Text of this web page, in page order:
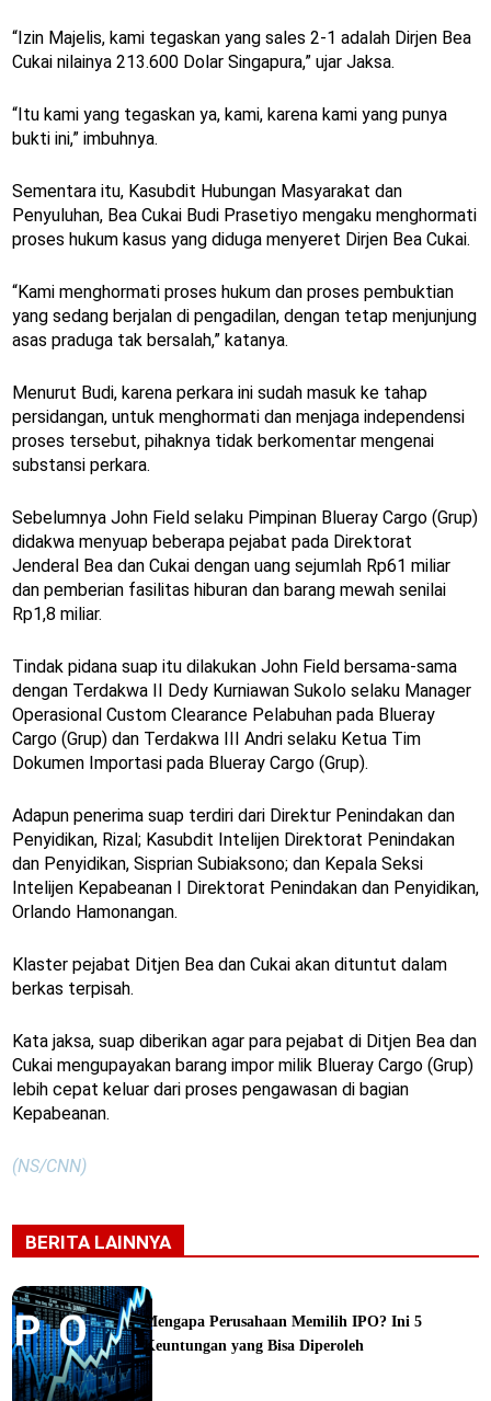
“Izin Majelis, kami tegaskan yang sales 2-1 adalah Dirjen Bea
Cukai nilainya 213.600 Dolar Singapura,” ujar Jaksa.
“Itu kami yang tegaskan ya, kami, karena kami yang punya
bukti ini,” imbuhnya.
Sementara itu, Kasubdit Hubungan Masyarakat dan
Penyuluhan, Bea Cukai Budi Prasetiyo mengaku menghormati
proses hukum kasus yang diduga menyeret Dirjen Bea Cukai.
“Kami menghormati proses hukum dan proses pembuktian
yang sedang berjalan di pengadilan, dengan tetap menjunjung
asas praduga tak bersalah,” katanya.
Menurut Budi, karena perkara ini sudah masuk ke tahap
persidangan, untuk menghormati dan menjaga independensi
proses tersebut, pihaknya tidak berkomentar mengenai
substansi perkara.
Sebelumnya John Field selaku Pimpinan Blueray Cargo (Grup)
didakwa menyuap beberapa pejabat pada Direktorat
Jenderal Bea dan Cukai dengan uang sejumlah Rp61 miliar
dan pemberian fasilitas hiburan dan barang mewah senilai
Rp1,8 miliar.
Tindak pidana suap itu dilakukan John Field bersama-sama
dengan Terdakwa II Dedy Kurniawan Sukolo selaku Manager
Operasional Custom Clearance Pelabuhan pada Blueray
Cargo (Grup) dan Terdakwa III Andri selaku Ketua Tim
Dokumen Importasi pada Blueray Cargo (Grup).
Adapun penerima suap terdiri dari Direktur Penindakan dan
Penyidikan, Rizal; Kasubdit Intelijen Direktorat Penindakan
dan Penyidikan, Sisprian Subiaksono; dan Kepala Seksi
Intelijen Kepabeanan I Direktorat Penindakan dan Penyidikan,
Orlando Hamonangan.
Klaster pejabat Ditjen Bea dan Cukai akan dituntut dalam
berkas terpisah.
Kata jaksa, suap diberikan agar para pejabat di Ditjen Bea dan
Cukai mengupayakan barang impor milik Blueray Cargo (Grup)
lebih cepat keluar dari proses pengawasan di bagian
Kepabeanan.
(NS/CNN)
BERITA LAINNYA
Mengapa Perusahaan Memilih IPO? Ini 5
Keuntungan yang Bisa Diperoleh